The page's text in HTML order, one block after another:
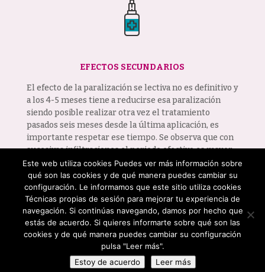
EFECTOS SECUNDARIOS
El efecto de la paralización se lectiva no es definitivo y
a los 4-5 meses tiene a reducirse esa paralización
siendo posible realizar otra vez el tratamiento
pasados seis meses desde la última aplicación, es
importante respetar ese tiempo. Se observa que con
sucesivas infiltraciones el periodo efectivo es mayor.
Puede aparecer algún pequeño hematoma que
desaparecerá sin problema en unos días.
© Clínica Maica Soria |Aviso Legal - Política de
cookies - Política de privacidad - Términos y
condiciones| Diseñado con ♥ por TiquisViquis
Este web utiliza cookies Puedes ver más información sobre
qué son las cookies y de qué manera puedes cambiar su
configuración. Le informamos que este sitio utiliza cookies
Técnicas propias de sesión para mejorar tu experiencia de
navegación. Si continúas navegando, damos por hecho que
estás de acuerdo. Si quieres informarte sobre qué son las
cookies y de qué manera puedes cambiar su configuración
pulsa "Leer más".
Estoy de acuerdo
Leer más